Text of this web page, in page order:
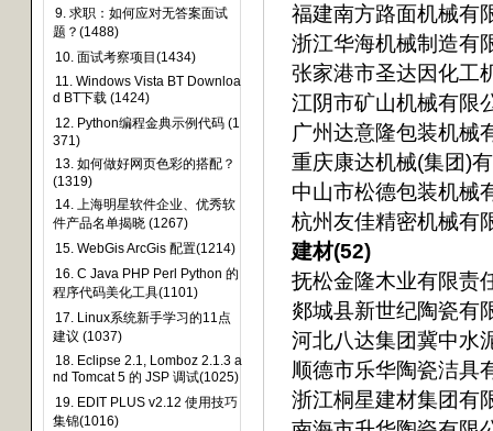
9. 求职：如何应对无答案面试
题？(1488)
10. 面试考察项目(1434)
11. Windows Vista BT Downloa
d BT下载 (1424)
12. Python编程金典示例代码 (1
371)
13. 如何做好网页色彩的搭配？
(1319)
14. 上海明星软件企业、优秀软
件产品名单揭晓 (1267)
15. WebGis ArcGis 配置(1214)
16. C Java PHP Perl Python 的
程序代码美化工具(1101)
17. Linux系统新手学习的11点
建议 (1037)
18. Eclipse 2.1, Lomboz 2.1.3 a
nd Tomcat 5 的 JSP 调试(1025)
19. EDIT PLUS v2.12 使用技巧
集锦(1016)
福建南方路面机械有
浙江华海机械制造有
张家港市圣达因化工
江阴市矿山机械有限
广州达意隆包装机械
重庆康达机械(集团)
中山市松德包装机械
杭州友佳精密机械有
建材(52)
抚松金隆木业有限责
郯城县新世纪陶瓷有
河北八达集团冀中水
顺德市乐华陶瓷洁具
浙江桐星建材集团有